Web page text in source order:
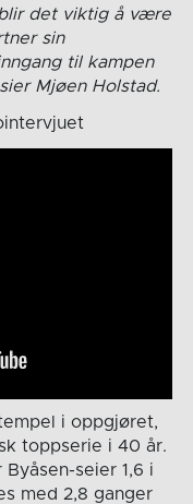
det viktig å være
sin
til kampen
Mjøen Holstad.
i oppgjøret,
toppserie i 40 år.
seier 1,6 i
med 2,8 ganger